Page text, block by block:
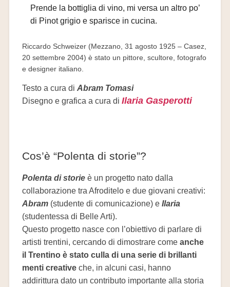
Prende la bottiglia di vino, mi versa un altro po’
di Pinot grigio e sparisce in cucina.
Riccardo Schweizer (Mezzano, 31 agosto 1925 – Casez,
20 settembre 2004) è stato un pittore, scultore, fotografo
e designer italiano.
Testo a cura di Abram Tomasi
Disegno e grafica a cura di Ilaria Gasperotti
Cos’è “Polenta di storie”?
Polenta di storieè un progetto nato dalla
collaborazione tra Afroditelo e due giovani creativi:
Abram(studente di comunicazione) e Ilaria
(studentessa di Belle Arti).
Questo progetto nasce con l’obiettivo di parlare di
artisti trentini, cercando di dimostrare come anche
il Trentino è stato culla di una serie di brillanti
menti creativeche, in alcuni casi, hanno
addirittura dato un contributo importante alla storia